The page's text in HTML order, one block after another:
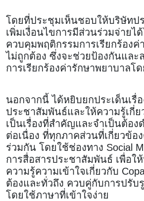
โดยที่ประชุมเห็นชอบให้บริษัทป
เพิ่มเงื่อนไขการมีส่วนร่วมจ่ายไ
ควบคุมพฤติกรรมการเรียกร้องค่
ไม่ถูกต้อง ซึ่งจะช่วยป้องกันและ
การเรียกร้องค่ารักษาพยาบาลโ
นอกจากนี้ ได้หยิบยกประเด็นเรื่
ประชาสัมพันธ์และให้ความรู้เกี่ย
เป็นเรื่องที่สำคัญและจำเป็นต้อง
ต่อเนื่อง ที่ทุกภาคส่วนที่เกี่ยวข้อ
ร่วมกัน โดยใช้ช่องทาง Social
การสื่อสารประชาสัมพันธ์ เพื่อใ
ความรู้ความเข้าใจเกี่ยวกับ
ต้องและทั่วถึง ควบคู่กับการปรับ
โดยใช้ภาษาที่เข้าใจง่าย